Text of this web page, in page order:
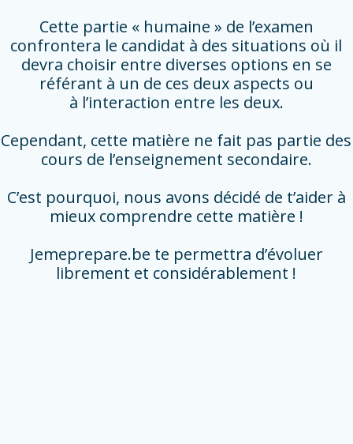
Cette partie « humaine » de l’examen
confrontera le candidat à des situations où il
devra choisir entre diverses options en se
référant à un de ces deux aspects ou
à l’interaction entre les deux.
Cependant, cette matière ne fait pas partie des
cours de l’enseignement secondaire.
C’est pourquoi, nous avons décidé de t’aider à
mieux comprendre cette matière !
Jemeprepare.be te permettra d’évoluer
librement et considérablement !